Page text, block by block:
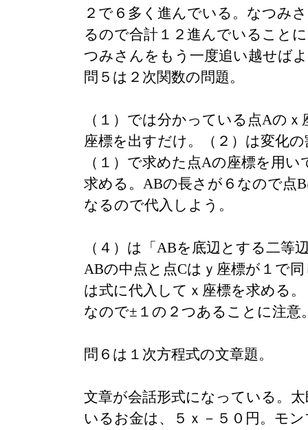
２で６多く進んでいる。なつみ
るので合計１２進んでいること
つみさんをもう一度追い越せば
問５は２次関数の問題。
（１）では分かっている点Aの
座標を出すだけ。（２）は変化
（１）で求めた点Aの座標を用い
求める。ABの長さが６なので点
なるので代入しよう。
（４）は「ABを底辺とする二等
ABの中点と点Cはｙ座標が１で
は式に代入してｘ座標を求める
なので±１の２つあることに注意
問６は１次方程式の文章題。
文章が会話形式になっている。
いるお金は、５ｘ－５０円。モ